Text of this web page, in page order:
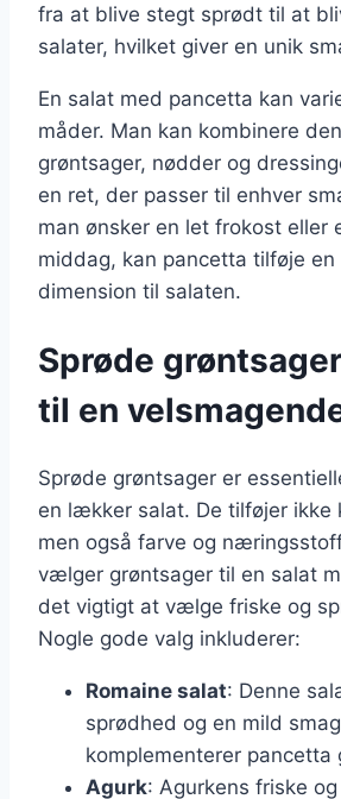
fra at blive stegt sprødt til at
salater, hvilket giver en unik
En salat med pancetta kan
måder. Man kan kombinere
grøntsager, nødder og
en ret, der passer til enhver
man ønsker en let frokost eller
middag, kan pancetta tilføje en
dimension til salaten.
Sprøde
til en
Sprøde grøntsager er
en lækker salat. De tilføjer ikke
men også farve og
vælger grøntsager til en salat
det vigtigt at vælge friske og
Nogle gode valg inkluderer:
Romaine salat: Denne
sprødhed og en mild
komplementerer pancetta
Agurk: Agurkens friske